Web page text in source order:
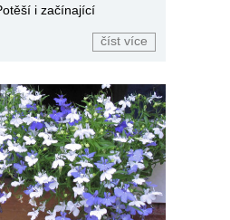
i začínající
číst více